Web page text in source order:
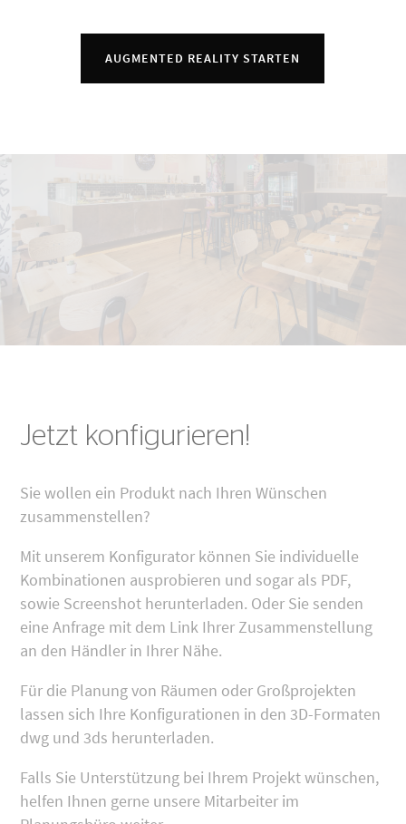
AUGMENTED REALITY STARTEN
Jetzt konfigurieren!
Sie wollen ein Produkt nach Ihren Wünschen
zusammenstellen?
Mit unserem Konfigurator können Sie individuelle
Kombinationen ausprobieren und sogar als PDF,
sowie Screenshot herunterladen. Oder Sie senden
eine Anfrage mit dem Link Ihrer Zusammenstellung
an den Händler in Ihrer Nähe.
Für die Planung von Räumen oder Großprojekten
lassen sich Ihre Konfigurationen in den 3D-Formaten
dwg und 3ds herunterladen.
Falls Sie Unterstützung bei Ihrem Projekt wünschen,
helfen Ihnen gerne unsere Mitarbeiter im